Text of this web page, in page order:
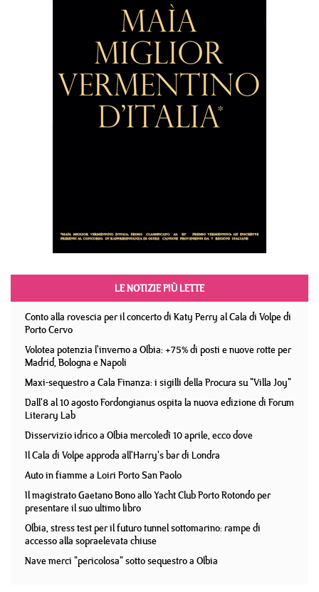
LE NOTIZIE PIÙ LETTE
Conto alla rovescia per il concerto di Katy Perry al Cala di Volpe di
Porto Cervo
Volotea potenzia l'inverno a Olbia: +75% di posti e nuove rotte per
Madrid, Bologna e Napoli
Maxi-sequestro a Cala Finanza: i sigilli della Procura su "Villa Joy"
Dall'8 al 10 agosto Fordongianus ospita la nuova edizione di Forum
Literary Lab
Disservizio idrico a Olbia mercoledì 10 aprile, ecco dove
Il Cala di Volpe approda all'Harry's bar di Londra
Auto in fiamme a Loiri Porto San Paolo
Il magistrato Gaetano Bono allo Yacht Club Porto Rotondo per
presentare il suo ultimo libro
Olbia, stress test per il futuro tunnel sottomarino: rampe di
accesso alla sopraelevata chiuse
Nave merci "pericolosa" sotto sequestro a Olbia